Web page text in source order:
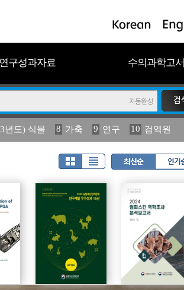
연구성과자료 수의과학고서
년도) 식물 8 가축 9 연구 10 검역원
17 연보 18 2023 19 농림수산